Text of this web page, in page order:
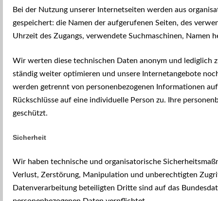
Bei der Nutzung unserer Internetseiten werden aus
gespeichert: die Namen der aufgerufenen Seiten, des
Uhrzeit des Zugangs, verwendete Suchmaschinen, Namen
Wir werten diese technischen Daten anonym und
ständig weiter optimieren und unsere Internetangebote
werden getrennt von personenbezogenen Informationen
Rückschlüsse auf eine individuelle Person zu. Ihre
geschützt.
Sicherheit
Wir haben technische und organisatorische
Verlust, Zerstörung, Manipulation und unberechtigten
Datenverarbeitung beteiligten Dritte sind auf das